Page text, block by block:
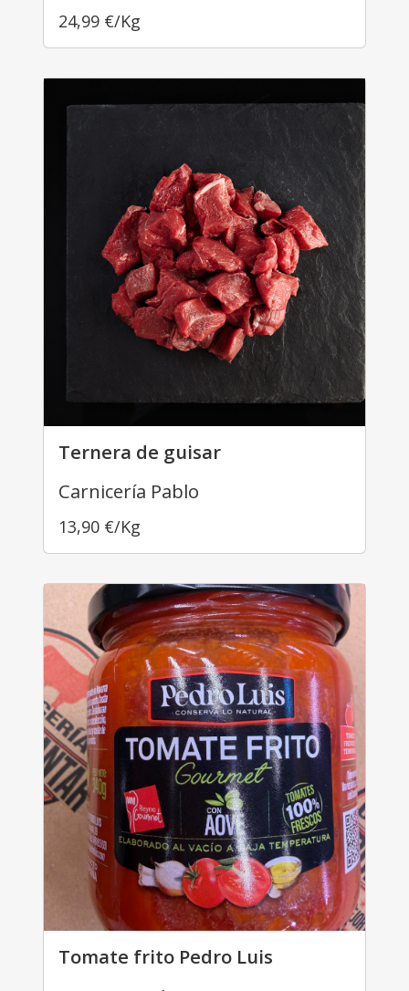
24,99 €/Kg
Ternera de guisar
Carnicería Pablo
13,90 €/Kg
Tomate frito Pedro Luis